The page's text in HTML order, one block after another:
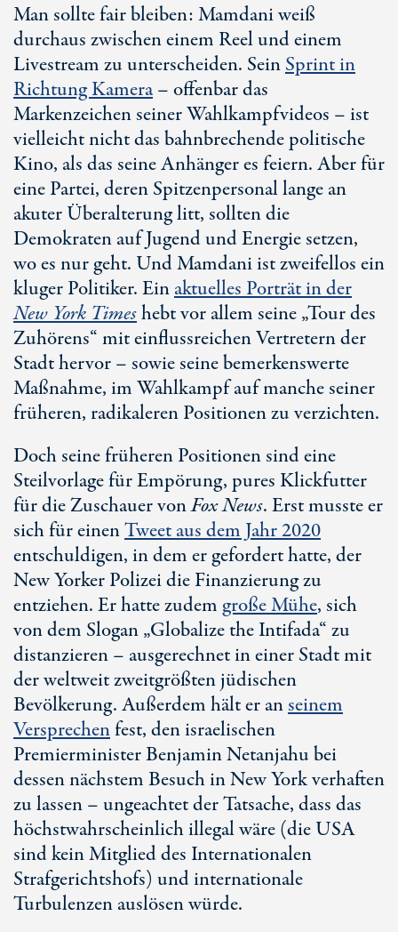
Man sollte fair bleiben: Mamdani weiß
durchaus zwischen einem Reel und einem
Livestream zu unterscheiden. SeinSprint in
Richtung Kamera– offenbar das
Markenzeichen seiner Wahlkampfvideos – ist
vielleicht nicht das bahnbrechende politische
Kino, als das seine Anhänger es feiern. Aber für
eine Partei, deren Spitzenpersonal lange an
akuter Überalterung litt, sollten die
Demokraten auf Jugend und Energie setzen,
wo es nur geht. Und Mamdani ist zweifellos ein
kluger Politiker. Einaktuelles Porträt in der
New YorkTimeshebt vor allem seine „Tour des
Zuhörens“ mit einflussreichen Vertretern der
Stadt hervor – sowie seine bemerkenswerte
Maßnahme, im Wahlkampf auf manche seiner
früheren, radikaleren Positionen zu verzichten.
Doch seine früheren Positionen sind eine
Steilvorlage für Empörung, pures Klickfutter
für die Zuschauer vonFox News. Erst musste er
sich für einenTweet aus dem Jahr 2020
entschuldigen, in dem er gefordert hatte, der
New YorkerPolizei die Finanzierung zu
entziehen. Er hatte zudemgroße Mühe, sich
von dem Slogan „Globalize the Intifada“ zu
distanzieren – ausgerechnet in einer Stadt mit
der weltweit zweitgrößten jüdischen
Bevölkerung. Außerdem hält er anseinem
Versprechenfest, den israelischen
Premierminister Benjamin Netanjahu bei
dessen nächstem Besuch inNew Yorkverhaften
zu lassen – ungeachtet der Tatsache, dass das
höchstwahrscheinlich illegal wäre (die USA
sind kein Mitglied des Internationalen
Strafgerichtshofs) und internationale
Turbulenzen auslösen würde.